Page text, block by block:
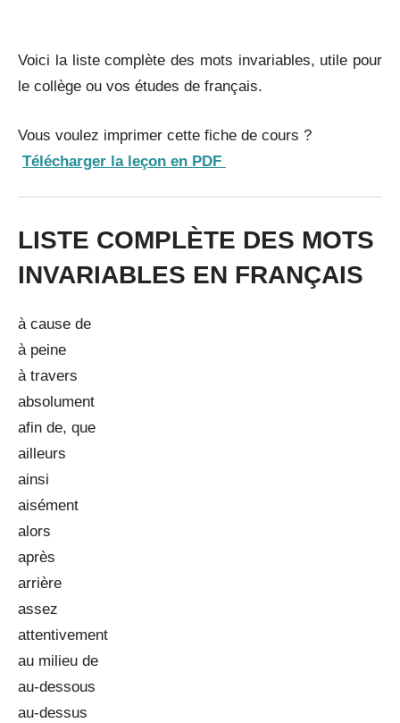
Voici la liste complète des mots invariables, utile pour
le collège ou vos études de français.
Vous voulez imprimer cette fiche de cours ?
Télécharger la leçon en PDF
LISTE COMPLÈTE DES MOTS
INVARIABLES EN FRANÇAIS
à cause de
à peine
à travers
absolument
afin de, que
ailleurs
ainsi
aisément
alors
après
arrière
assez
attentivement
au milieu de
au-dessous
au-dessus